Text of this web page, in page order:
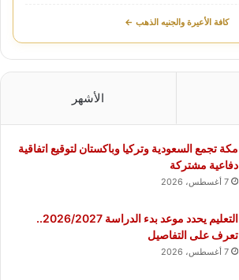
كافة الأعيرة والجنيه الذهب ←
الأشهر
مكة تجمع السعودية وتركيا وباكستان لتوقيع اتفاقية
دفاعية مشتركة
7 أغسطس، 2026
التعليم يحدد موعد بدء الدراسة 2026/2027..
تعرف على التفاصيل
7 أغسطس، 2026